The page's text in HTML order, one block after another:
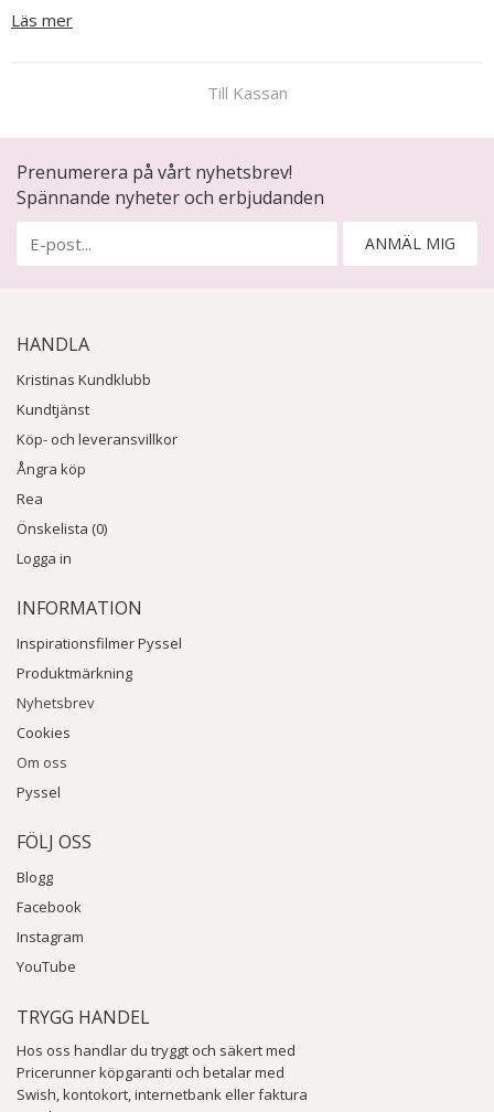
Läs mer
Till Kassan
Prenumerera på vårt nyhetsbrev!
Spännande nyheter och erbjudanden
ANMÄL MIG
HANDLA
Kristinas Kundklubb
Kundtjänst
Köp- och leveransvillkor
Ångra köp
Rea
Önskelista (0)
Logga in
INFORMATION
Inspirationsfilmer Pyssel
Produktmärkning
Nyhetsbrev
Cookies
Om oss
Pyssel
FÖLJ OSS
Blogg
Facebook
Instagram
YouTube
TRYGG HANDEL
Hos oss handlar du tryggt och säkert med
Pricerunner köpgaranti och betalar med
Swish, kontokort, internetbank eller faktura